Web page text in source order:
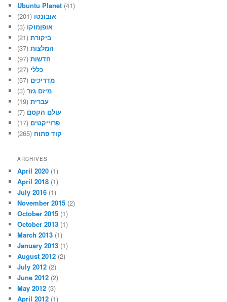
Ubuntu Planet (41)
אובונטו (201)
אופןמוקו (3)
ביקורת(21)
המלצות(37)
חדשות(97)
כללי (27)
מדריכים (57)
מיזם גזר(3)
עברית(19)
עולם הקסם (7)
פרוייקטים (17)
קוד פתוח (265)
ARCHIVES
April 2020 (1)
April 2018 (1)
July 2016 (1)
November 2015 (2)
October 2015 (1)
October 2013 (1)
March 2013 (1)
January 2013 (1)
August 2012 (2)
July 2012 (2)
June 2012 (2)
May 2012 (3)
April 2012 (1)